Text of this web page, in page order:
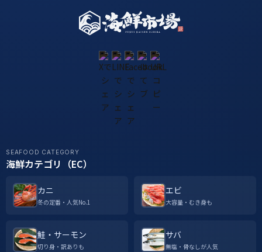
SEAFOOD CATEGORY
海鮮カテゴリ（EC）
カニ
冬の定番・人気No.1
エビ
大容量・むき身も
鮭・サーモン
切り身・訳ありも
サバ
無塩・骨なしが人気